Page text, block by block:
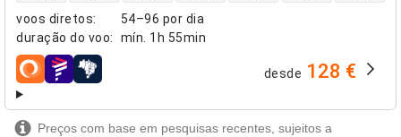
voos diretos:
54–96 por dia
duração do voo: mín. 1h 55min
companhias aéreas desde 128 €
Preços com base em pesquisas recentes, sujeitos a